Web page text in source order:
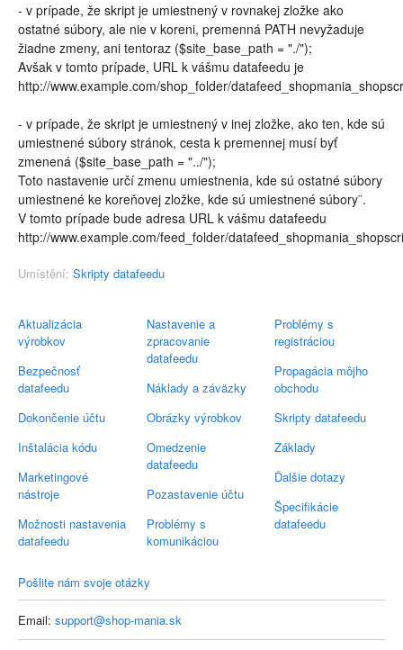
Aktualizácia
výrobkov
Bezpečnosť
datafeedu
Dokončenie účtu
Inštalácia kódu
Marketingové
nástroje
Možnosti nastavenia
datafeedu
Nastavenie a
zpracovanie
datafeedu
Náklady a záväzky
Obrázky výrobkov
Omedzenie
datafeedu
Pozastavenie účtu
Problémy s
komunikáciou
Problémy s
registráciou
Propagácia môjho
obchodu
Skripty datafeedu
Základy
Ďalšie dotazy
Špecifikácie
datafeedu
- v prípade, že skript je umiestnený v rovnakej zložke ako
ostatné súbory, ale nie v koreni, premenná PATH nevyžaduje
žiadne zmeny, ani tentoraz ($site_base_path = "./");
Avšak v tomto prípade, URL k vášmu datafeedu je
http://www.example.com/shop_folder/
- v prípade, že skript je umiestnený v inej zložke, ako ten, kde sú
umiestnené súbory stránok, cesta k premennej musí byť
zmenená ($site_base_path = "../");
Toto nastavenie určí zmenu umiestnenia, kde sú ostatné súbory
umiestnené ke koreňovej zložke, kde sú umiestnené súbory¨.
V tomto prípade bude adresa URL k vášmu datafeedu
http://www.example.com/feed_folder/
Umístění: Skripty datafeedu
Pošlite nám svoje otázky
Email: support@shop-mania.sk